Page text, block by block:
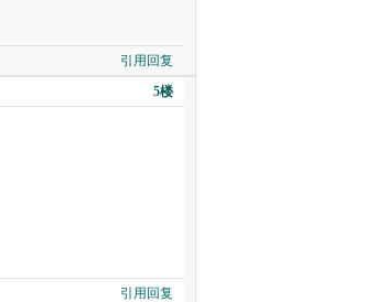
引用回复
5楼
引用回复